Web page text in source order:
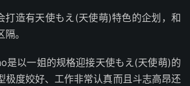
打造有天使もえ(天使萌)特色的企划，和
。
是以一姐的规格迎接天使もえ(天使萌)的
极度姣好、工作非常认真而且斗志高昂还